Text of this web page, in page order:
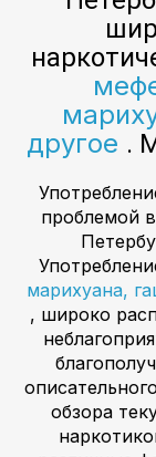
другое .
проблемой
марихуана,
, широко
обзора